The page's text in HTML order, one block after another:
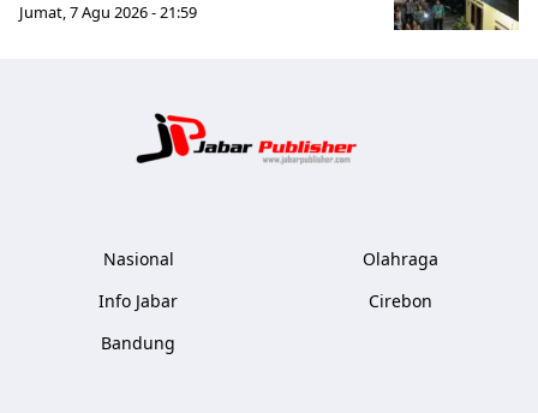
Jumat, 7 Agu 2026 - 21:59
Nasional
Info Jabar
Bandung
Olahraga
Cirebon